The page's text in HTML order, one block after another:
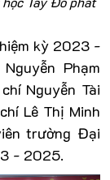
kỳ 2023 -
Phạm
Nguyễn Tài
Lê Thị Minh
trường Đại
- 2025.